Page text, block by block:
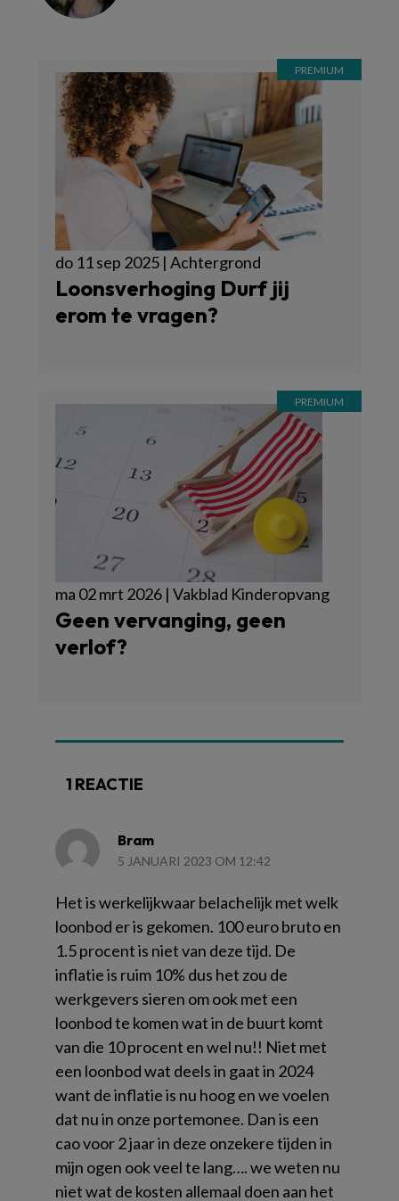
do 11 sep 2025 | Achtergrond
Loonsverhoging Durf jij
erom te vragen?
ma 02 mrt 2026 | Vakblad Kinderopvang
Geen vervanging, geen
verlof?
1 REACTIE
Bram
5 JANUARI 2023 OM 12:42
Het is werkelijkwaar belachelijk met welk
loonbod er is gekomen. 100 euro bruto en
1.5 procent is niet van deze tijd. De
inflatie is ruim 10% dus het zou de
werkgevers sieren om ook met een
loonbod te komen wat in de buurt komt
van die 10 procent en wel nu!! Niet met
een loonbod wat deels in gaat in 2024
want de inflatie is nu hoog en we voelen
dat nu in onze portemonee. Dan is een
cao voor 2 jaar in deze onzekere tijden in
mijn ogen ook veel te lang…. we weten nu
niet wat de kosten allemaal doen aan het